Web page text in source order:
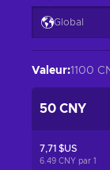
Global
Valeur:1100
50 CNY
7,71 $US
6.49 CNY par 1